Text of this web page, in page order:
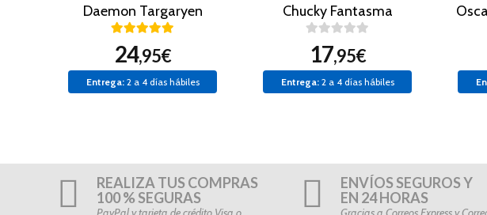
Daemon Targaryen
24,95€
Entrega:2 a 4 días hábiles
Chucky Fantasma
17,95€
Entrega:2 a 4 días hábiles
REALIZA TUS COMPRAS
100 % SEGURAS
ENVÍOS SEGUROS Y
EN 24 HORAS